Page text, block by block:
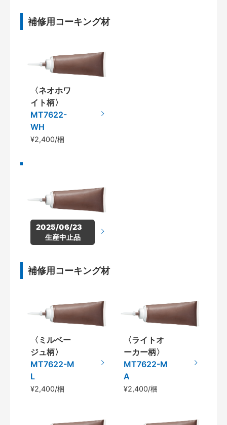
補修用コーキング材
〈ネオホワ
イト柄〉
MT7622-
WH
¥2,400/梱
2025/06/23
生産中止品
補修用コーキング材
〈ミルベー
ジュ柄〉
MT7622-M
L
¥2,400/梱
〈ライトオ
ーカー柄〉
MT7622-M
A
¥2,400/梱